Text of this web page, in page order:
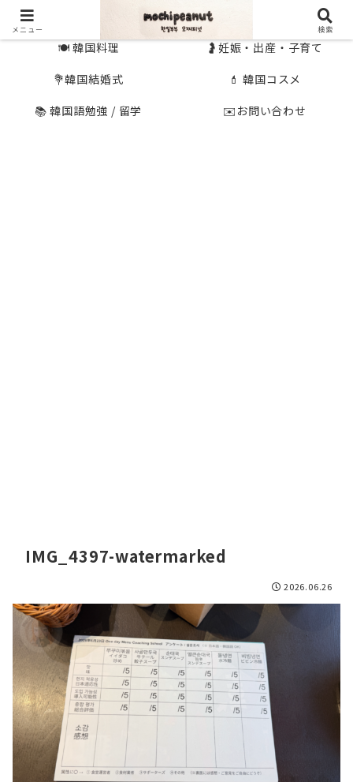
🍽 韓国料理
🤰妊娠・出産・子育て
💐韓国結婚式
💄 韓国コスメ
📚 韓国語勉強 / 留学
✉️お問い合わせ
IMG_4397-watermarked
2026.06.26
メニュー 検索